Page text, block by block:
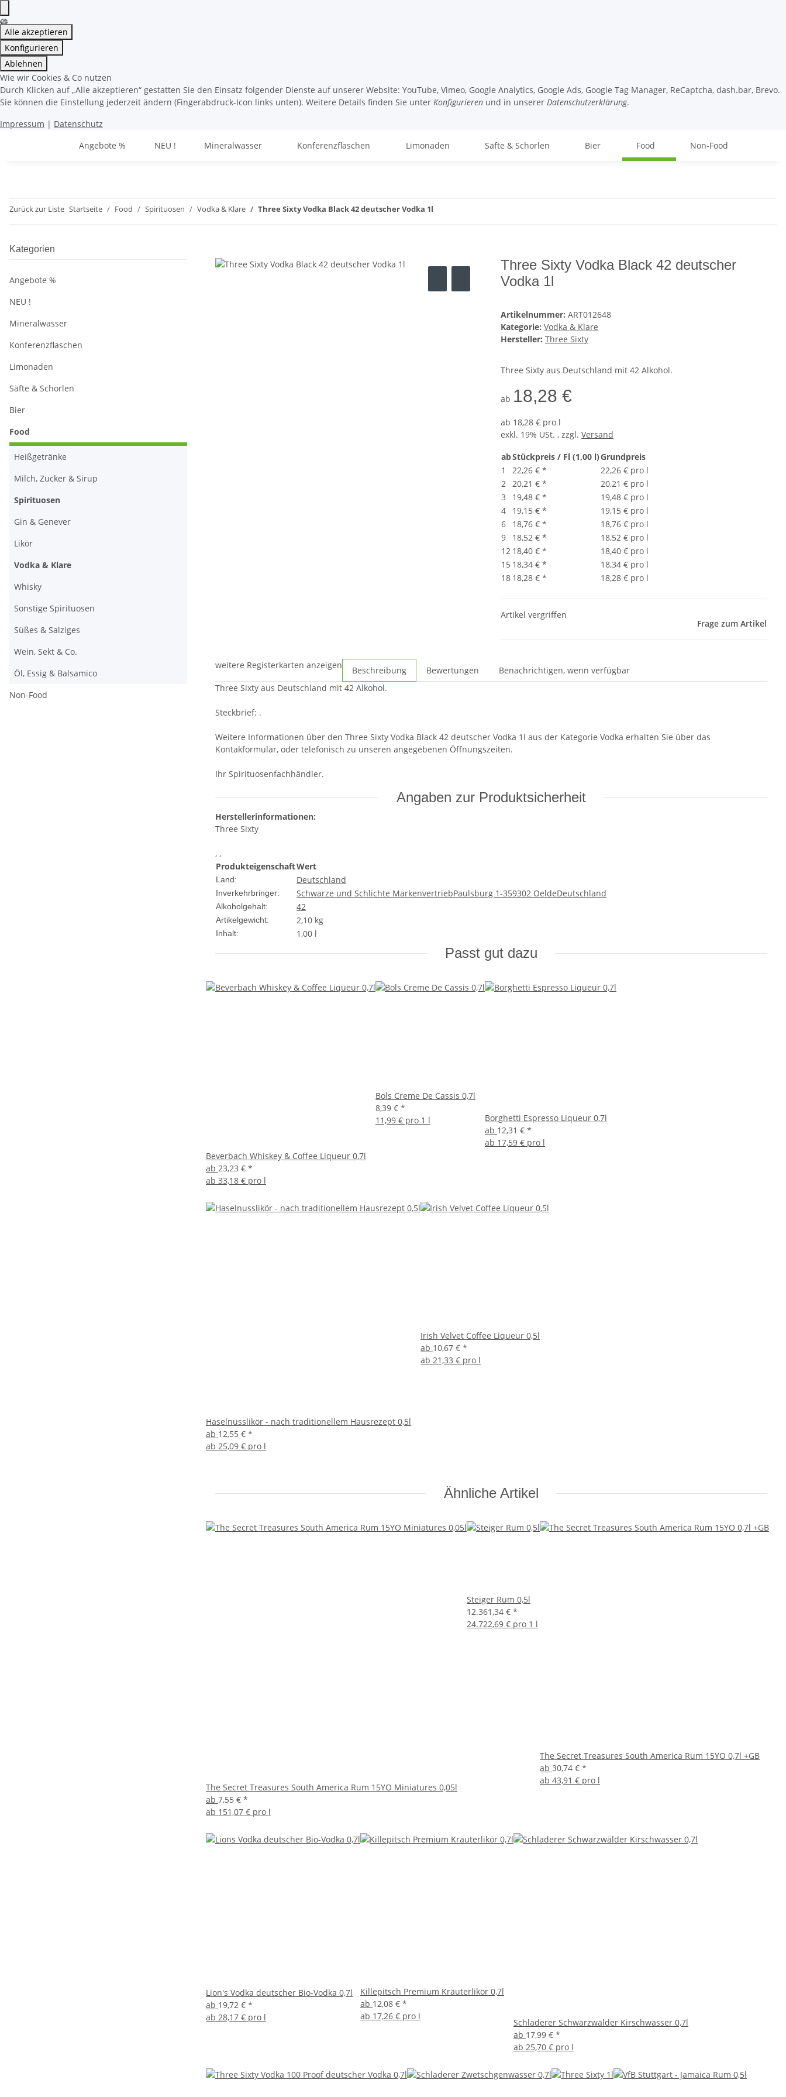
Alle akzeptieren
Konfigurieren
Ablehnen
Wie wir Cookies & Co nutzen
Durch Klicken auf „Alle akzeptieren“ gestatten Sie den Einsatz folgender Dienste auf unserer Website: YouTube, Vimeo, Google Analytics, Google Ads, Google Tag Manager, ReCaptcha, dash.bar, Brevo.
Sie können die Einstellung jederzeit ändern (Fingerabdruck-Icon links unten). Weitere Details finden Sie unter Konfigurieren und in unserer Datenschutzerklärung.
Impressum | Datenschutz
Angebote %
NEU ! Mineralwasser Konferenzflaschen Limonaden Säfte & Schorlen Bier Food Non-Food
Zurück zur Liste Startseite Food Spirituosen Vodka & Klare Three Sixty Vodka Black 42 deutscher Vodka 1l
Three Sixty Vodka Black 42 deutscher
Vodka 1l
Artikelnummer: ART012648
Kategorie: Vodka & Klare
Hersteller: Three Sixty
Three Sixty aus Deutschland mit 42 Alkohol.
ab 18,28 €
ab 18,28 € pro l
exkl. 19% USt. , zzgl. Versand
abStückpreis / Fl (1,00 l)Grundpreis
1
22,26 € *
22,26 € pro l
2 20,21 € *
20,21 € pro l
3
19,48 € *
19,48 € pro l
4
19,15 € *
19,15 € pro l
6
18,76 € *
18,76 € pro l
9
18,52 € *
18,52 € pro l
12 18,40 € *
18,40 € pro l
15 18,34 € *
18,34 € pro l
18 18,28 € * 18,28 € pro l
Artikel vergriffen
Frage zum Artikel
weitere Registerkarten anzeigen Beschreibung Bewertungen
Benachrichtigen, wenn verfügbar
Three Sixty aus Deutschland mit 42 Alkohol.
Steckbrief: .
Weitere Informationen über den Three Sixty Vodka Black 42 deutscher Vodka 1l aus der Kategorie Vodka erhalten Sie über das
Kontakformular, oder telefonisch zu unseren angegebenen Öffnungszeiten.
Ihr Spirituosenfachhändler.
Angaben zur Produktsicherheit
Herstellerinformationen:
Three Sixty
, ,
ProdukteigenschaftWert
Land: Deutschland
Inverkehrbringer: Schwarze und Schlichte MarkenvertriebPaulsburg 1-359302 OeldeDeutschland
Alkoholgehalt: 42
Artikelgewicht: 2,10 kg
Inhalt: 1,00 l
Passt gut dazu
Beverbach Whiskey & Coffee Liqueur 0,7l
ab 23,23 € *
ab 33,18 € pro l
Bols Creme De Cassis 0,7l
8,39 € *
11,99 € pro 1 l
Borghetti Espresso Liqueur 0,7l
ab 12,31 € *
ab 17,59 € pro l
Haselnusslikör - nach traditionellem Hausrezept 0,5l
ab 12,55 € *
ab 25,09 € pro l
Irish Velvet Coffee Liqueur 0,5l
ab 10,67 € *
ab 21,33 € pro l
Ähnliche Artikel
The Secret Treasures South America Rum 15YO Miniatures 0,05l
ab 7,55 € *
ab 151,07 € pro l
Steiger Rum 0,5l
12.361,34 € *
24.722,69 € pro 1 l
The Secret Treasures South America Rum 15YO 0,7l +GB
ab 30,74 € *
ab 43,91 € pro l
Lion's Vodka deutscher Bio-Vodka 0,7l
ab 19,72 € *
ab 28,17 € pro l
Killepitsch Premium Kräuterlikör 0,7l
ab 12,08 € *
ab 17,26 € pro l
Schladerer Schwarzwälder Kirschwasser 0,7l
ab 17,99 € *
ab 25,70 € pro l
Kategorien
Angebote %
NEU !
Mineralwasser
Konferenzflaschen
Limonaden
Säfte & Schorlen
Bier
Food
Heißgetränke
Milch, Zucker & Sirup
Spirituosen
Gin & Genever
Likör
Vodka & Klare
Whisky
Sonstige Spirituosen
Süßes & Salziges
Wein, Sekt & Co.
Öl, Essig & Balsamico
Non-Food